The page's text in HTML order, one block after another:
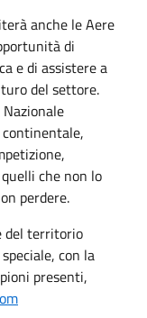
anche le Aere
di
e di assistere a
del settore.
che non lo
perdere.
del territorio
con la
presenti,